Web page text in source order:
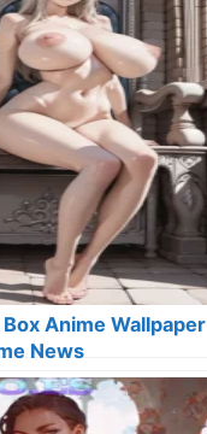
Anime Wallpaper
News